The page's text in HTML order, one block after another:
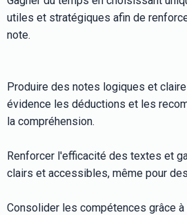
utiles et stratégiques afin de
note.
Produire des notes logiques et
évidence les déductions et les
la compréhension.
Renforcer l'efficacité des textes et
clairs et accessibles, même pour
Consolider les compétences grâce